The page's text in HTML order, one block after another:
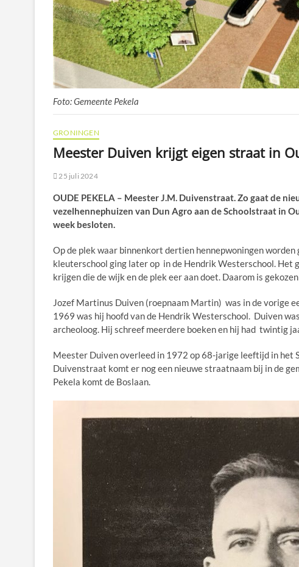
Foto: Gemeente Pekela
GRONINGEN
Meester Duiven krijgt eigen straat in
25 juli 2024
OUDE PEKELA – Meester J.M. Duivenstraat. Zo gaat de
vezelhennephuizen van Dun Agro aan de Schoolstraat in
week besloten.
Op de plek waar binnenkort dertien hennepwoningen
kleuterschool ging later op in de Hendrik Westerschool. Het
krijgen die de wijk en de plek eer aan doet. Daarom is
Jozef Martinus Duiven (roepnaam Martin) was in de vorige
1969 was hij hoofd van de Hendrik Westerschool. Duiven
archeoloog. Hij schreef meerdere boeken en hij had twintig
Meester Duiven overleed in 1972 op 68-jarige leeftijd in het
Duivenstraat komt er nog een nieuwe straatnaam bij in de
Pekela komt de Boslaan.